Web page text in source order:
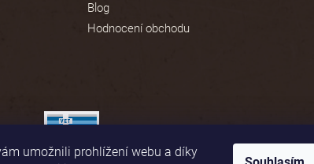
umožnili prohlížení webu a díky
Blog
Hodnocení obchodu